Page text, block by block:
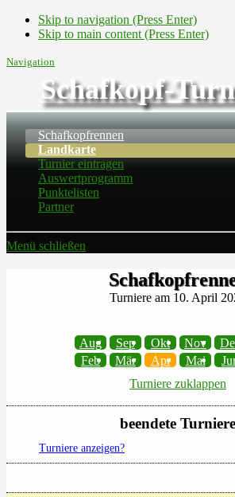
Skip to navigation (Press Enter)
Skip to main content (Press Enter)
Navigation
Schafkopf-
Schafkopfrennen
Landkarte
Turnier eintragen
Auswertprogramm
Punktelisten
Partner
Menü schließen
Turniere am 10. April
Aug Sep Okt Nov
Feb
Mär Apr Mai
Turniere zuklappen
beendete Turniere
Turniere anzeigen?